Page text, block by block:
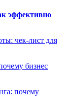
эффективно
чек-лист для
бизнес
почему